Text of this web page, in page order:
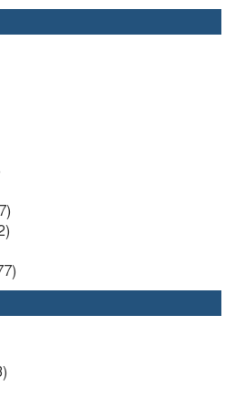
Sued Over Alleged Land
and Extortion
৪০ পিস ইয়াবা সহ এক যুবক